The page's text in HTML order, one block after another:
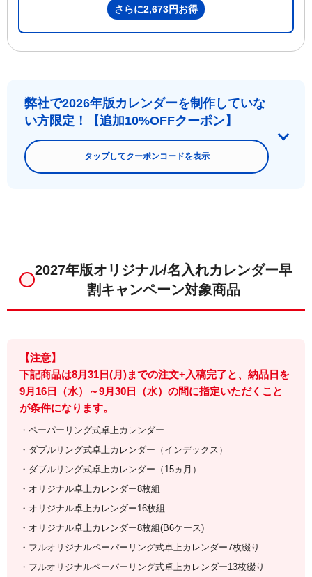
さらに2,673円お得
弊社で2026年版カレンダーを制作していな
い方限定！【追加10%OFFクーポン】
タップしてクーポンコードを表示
2027年版オリジナル/名入れカレンダー早
割キャンペーン対象商品
【注意】
下記商品は8月31日(月)までの注文+入稿完了と、納品日を
9月16日（水）～9月30日（水）の間に指定いただくこと
が条件になります。
・ペーパーリング式卓上カレンダー
・ダブルリング式卓上カレンダー（インデックス）
・ダブルリング式卓上カレンダー（15ヵ月）
・オリジナル卓上カレンダー8枚組
・オリジナル卓上カレンダー16枚組
・オリジナル卓上カレンダー8枚組(B6ケース)
・フルオリジナルペーパーリング式卓上カレンダー7枚綴り
・フルオリジナルペーパーリング式卓上カレンダー13枚綴り